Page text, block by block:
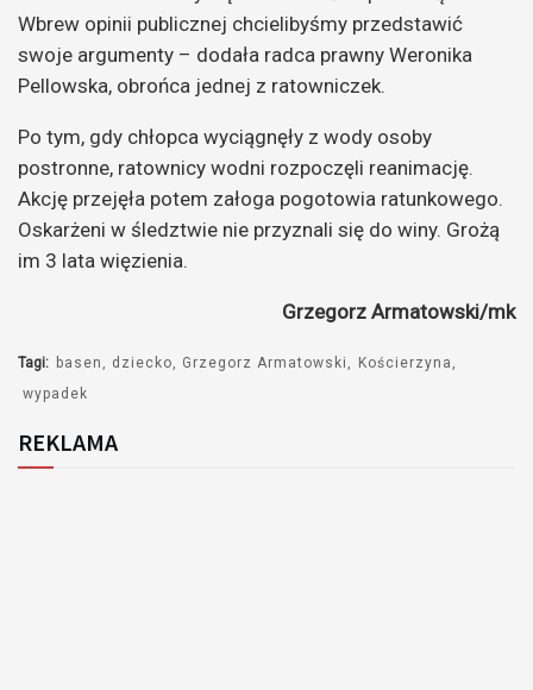
Wbrew opinii publicznej chcielibyśmy przedstawić
swoje argumenty – dodała radca prawny Weronika
Pellowska, obrońca jednej z ratowniczek.
Po tym, gdy chłopca wyciągnęły z wody osoby
postronne, ratownicy wodni rozpoczęli reanimację.
Akcję przejęła potem załoga pogotowia ratunkowego.
Oskarżeni w śledztwie nie przyznali się do winy. Grożą
im 3 lata więzienia.
Grzegorz Armatowski/mk
Tagi: basen dziecko Grzegorz Armatowski
Kościerzyna
wypadek
REKLAMA